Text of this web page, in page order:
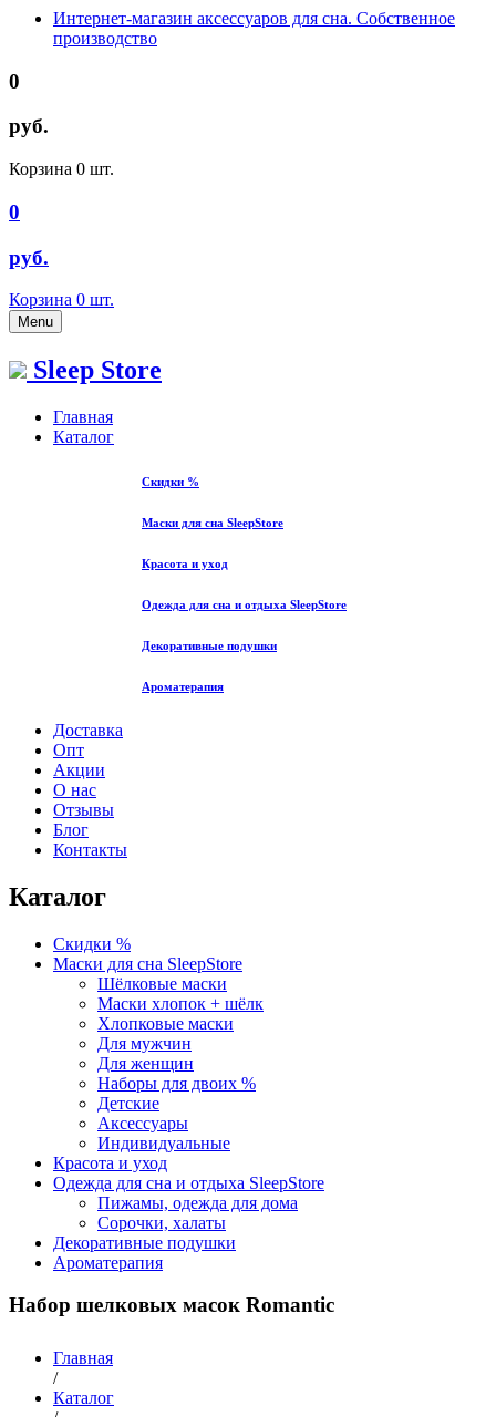
Интернет-магазин аксессуаров для сна. Собственное
производство
0
руб.
Корзина 0 шт.
0
руб.
Корзина 0 шт.
Menu
Sleep Store
Главная
Каталог
Скидки %
Маски для сна SleepStore
Красота и уход
Одежда для сна и отдыха SleepStore
Декоративные подушки
Ароматерапия
Доставка
Опт
Акции
О нас
Отзывы
Блог
Контакты
Каталог
Скидки %
Маски для сна SleepStore
Шёлковые маски
Маски хлопок + шёлк
Хлопковые маски
Для мужчин
Для женщин
Наборы для двоих %
Детские
Аксессуары
Индивидуальные
Красота и уход
Одежда для сна и отдыха SleepStore
Пижамы, одежда для дома
Сорочки, халаты
Декоративные подушки
Ароматерапия
Набор шелковых масок Romantic
Главная
/
Каталог